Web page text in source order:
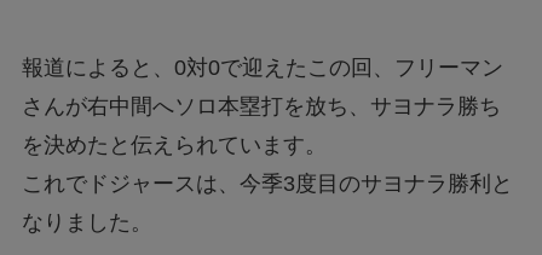
報道によると、0対0で迎えたこの回、フリーマン
さんが右中間へソロ本塁打を放ち、サヨナラ勝ち
を決めたと伝えられています。
これでドジャースは、今季3度目のサヨナラ勝利と
なりました。